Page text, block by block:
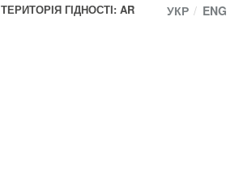
ТЕРИТОРІЯ ГІДНОСТІ: AR
УКР ENG